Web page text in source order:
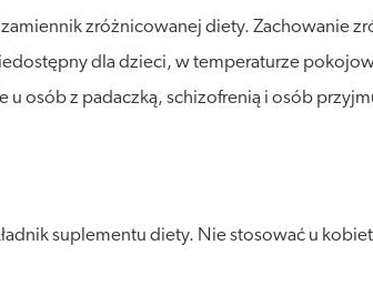
zróżnicowanej diety. Zachowanie
dla dzieci, w temperaturze
u osób z padaczką, schizofrenią i osób
suplementu diety. Nie stosować u